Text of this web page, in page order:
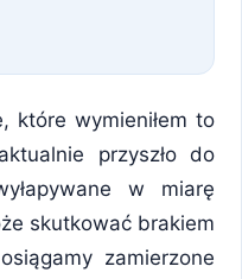
które wymieniłem to
przyszło do
w miarę
skutkować brakiem
zamierzone